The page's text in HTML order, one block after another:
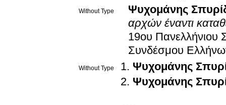
Without Type
Ψυχομάνης
αρχών έναντι
19ου Πανελλήνιου
Συνδέσμου
Without Type
Ψυχομάνης
Ψυχομάνης